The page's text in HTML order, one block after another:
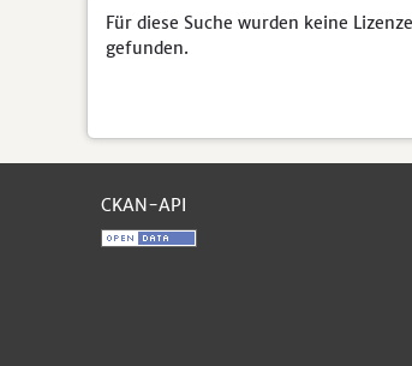
Für diese Suche wurden keine
gefunden.
CKAN-API